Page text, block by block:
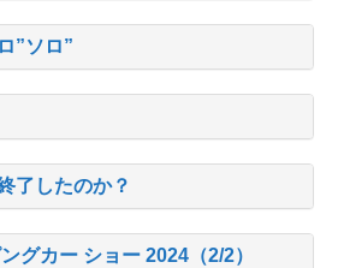
”ソロ”
了したのか？
グカー ショー 2024（2/2）